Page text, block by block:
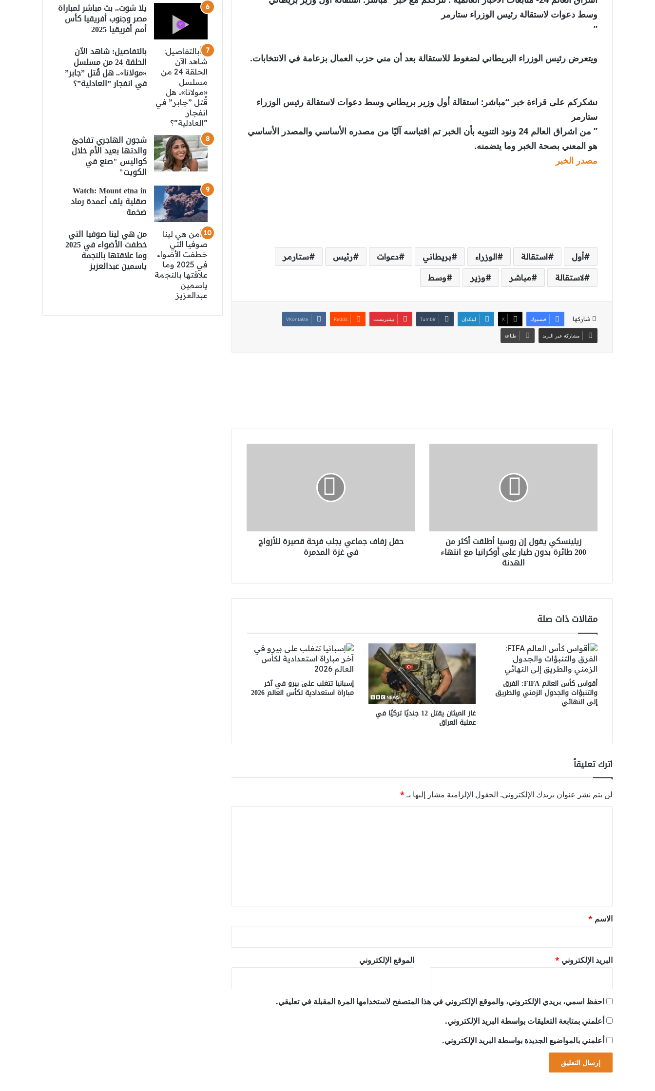
وسط دعوات لاستقالة رئيس الوزراء ستارمر
”
ويتعرض رئيس الوزراء البريطاني لضغوط للاستقالة بعد أن مني حزب العمال بزعامة في الانتخابات.
نشكركم على قراءة خبر “مباشر: استقالة أول وزير بريطاني وسط دعوات لاستقالة رئيس الوزراء
ستارمر
” من اشراق العالم 24 ونود التنويه بأن الخبر تم اقتباسه آليًا من مصدره الأساسي والمصدر الأساسي
هو المعني بصحة الخبر وما يتضمنه.
مصدر الخبر
أول استقالة الوزراء بريطاني دعوات رئيس ستارمر
لاستقالة مباشر وزير وسط
شاركها فيسبوك ‫X لينكدإن بينتيريست
مشاركة عبر البريد طباعة
طائرة
بدون
طيار
مع
الهدنة
زيلينسكي يقول إن روسيا أطلقت أكثر من
200 طائرة بدون طيار على أوكرانيا مع انتهاء
الهدنة
غزة
المدمرة
حفل زفاف جماعي يجلب فرحة قصيرة للأزواج
في غزة المدمرة
مقالات ذات صلة
أقواس كأس العالم FIFA: الفرق
والتنبؤات والجدول الزمني والطريق
إلى النهائي
غاز الميثان يقتل 12 جنديًا تركيًا في
عملية العراق
إسبانيا تتغلب على بيرو في آخر
مباراة استعدادية لكأس العالم 2026
اترك تعليقاً
لن يتم نشر عنوان بريدك الإلكتروني. الحقول الإلزامية مشار إليها بـ*
*
الاسم *
البريد الإلكتروني * الموقع الإلكتروني
احفظ اسمي، بريدي الإلكتروني، والموقع الإلكتروني في هذا المتصفح لاستخدامها المرة المقبلة في تعليقي.
أعلمني بمتابعة التعليقات بواسطة البريد الإلكتروني.
أعلمني بالمواضيع الجديدة بواسطة البريد الإلكتروني.
يلا شوت.. بث مباشر لمباراة
مصر وجنوب أفريقيا كأس
أمم أفريقيا 2025
بالتفاصيل: شاهد الآن
الحلقة 24 من مسلسل
«مولانا».. هل قُتل ”جابر”
في انفجار ”العادلية”؟
شجون الهاجري تفاجئ
والدتها بعيد الأم خلال
كواليس "صنع في
الكويت"
Watch: Mount etna in
صقلية يلف أعمدة رماد
ضخمة
من هي لينا صوفيا التي
خطفت الأضواء في 2025
وما علاقتها بالنجمة
ياسمين عبدالعزيز